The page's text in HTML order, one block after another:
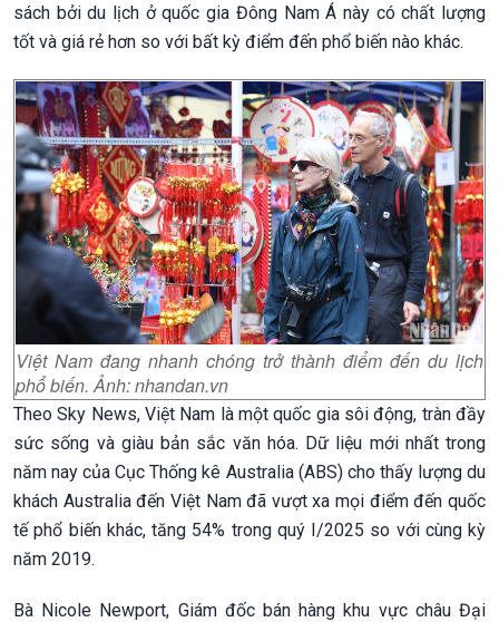
sách bởi du lịch ở quốc gia Đông Nam Á này có chất lượng
tốt và giá rẻ hơn so với bất kỳ điểm đến phổ biến nào khác.
Việt Nam đang nhanh chóng trở thành điểm đến du lịch
phổ biến. Ảnh: nhandan.vn
Theo Sky News, Việt Nam là một quốc gia sôi động, tràn đầy
sức sống và giàu bản sắc văn hóa. Dữ liệu mới nhất trong
năm nay của Cục Thống kê Australia (ABS) cho thấy lượng du
khách Australia đến Việt Nam đã vượt xa mọi điểm đến quốc
tế phổ biến khác, tăng 54% trong quý I/2025 so với cùng kỳ
năm 2019.
Bà Nicole Newport, Giám đốc bán hàng khu vực châu Đại